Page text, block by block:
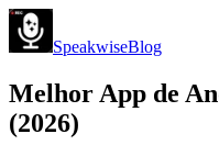
SpeakwiseBlog
Melhor App de
(2026)